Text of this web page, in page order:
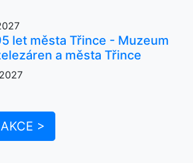
let města Třince - Muzeum
a města Třince
>